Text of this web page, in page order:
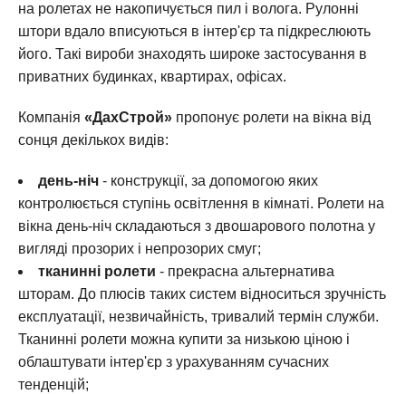
на ролетах не накопичується пил і волога. Рулонні
штори вдало вписуються в інтер'єр та підкреслюють
його. Такі вироби знаходять широке застосування в
приватних будинках, квартирах, офісах.
Компанія «ДахСтрой» пропонує ролети на вікна від
сонця декількох видів:
день-ніч - конструкції, за допомогою яких
контролюється ступінь освітлення в кімнаті. Ролети на
вікна день-ніч складаються з двошарового полотна у
вигляді прозорих і непрозорих смуг;
тканинні ролети - прекрасна альтернатива
шторам. До плюсів таких систем відноситься зручність
експлуатації, незвичайність, тривалий термін служби.
Тканинні ролети можна купити за низькою ціною і
облаштувати інтер'єр з урахуванням сучасних
тенденцій;